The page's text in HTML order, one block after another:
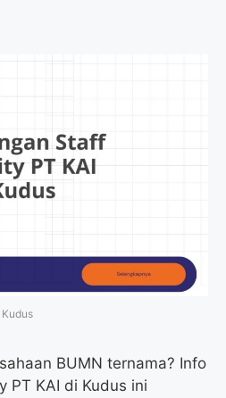
BUMN ternama? Info
PT KAI di Kudus ini